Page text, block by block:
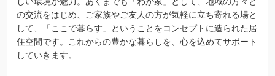
の交流をはじめ、ご家族やご友人の方が気軽に立ち寄れる場と
して、「ここで暮らす」ということをコンセプトに造られた居
住空間です。これからの豊かな暮らしを、心を込めてサポート
していきます。